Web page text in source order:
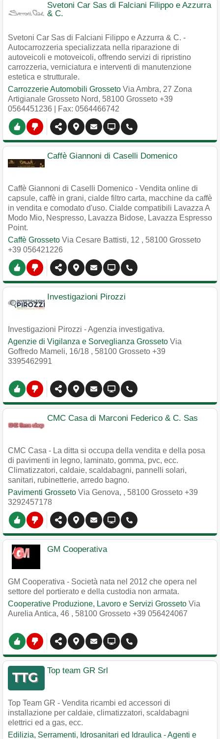
Svetoni Car Sas di Falciani Filippo e Azzurra
& C.
Svetoni Car Sas di Falciani Filippo e Azzurra & C. -
Autocarrozzeria specializzata nella riparazione di
autoveicoli e motoveicoli, offrendo servizi di ripristino
carrozzeria, verniciatura e interventi di manutenzione
estetica e strutturale.
Carrozzerie Automobili Grosseto Via Ambra, 27 Zona
Artigianale Grosseto Nord, 58100 Grosseto +39
0564451236 | Fax: 0564466742
Caffè Giannoni di Caselli Domenico
Caffè Giannoni di Caselli Domenico - Vendita online di
capsule, caffè in grani, cialde filtro carta, macchine da caffè
in vendita e comodato d'uso. Cialde compatibili Lavazza A
Modo Mio, Nespresso, Lavazza Bidose, Lavazza Espresso
Point.
Caffè Grosseto Via Cesare Battisti, 12 , 58100 Grosseto
+39 056421226
Investigazioni Pirozzi
Investigazioni Pirozzi - Agenzia investigativa.
Agenzie di Vigilanza e Sorveglianza Grosseto Via
Goffredo Mameli, 16/18 , 58100 Grosseto +39
3395462991
CMC Casa di Marconi Federico & C. Sas
CMC Casa - La ditta si occupa della vendita e della posa
di pavimenti in legno, laminato, gomma, pvc, ecc.
Climatizzatori, caldaie, scaldabagni, pannelli solari,
sanitari, rubinetterie, arredo bagno.
Pavimenti Grosseto Via Genova, , 58100 Grosseto +39
3292457178
GM Cooperativa
GM Cooperativa - Società nata nel 2012 che opera nel
settore del portierato e della custodia non armata.
Cooperative Produzione, Lavoro e Servizi Grosseto Via
Aurelia Antica, 46 , 58100 Grosseto +39 056424067
Top team GR Srl
Top Team GR - Vendita ricambi ed accessori di
installazione per caldaie, climatizzatori, scaldabagni
elettrici ed a gas, ecc.
Edilizia, Serramenti, Idrosanitari ed Idraulica - Agenti e